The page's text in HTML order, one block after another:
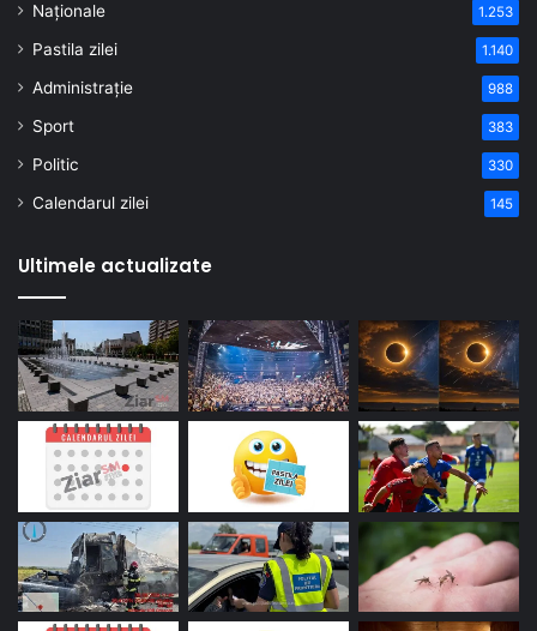
Naționale 1.253
Pastila zilei 1.140
Administrație 988
Sport 383
Politic 330
Calendarul zilei 145
Ultimele actualizate